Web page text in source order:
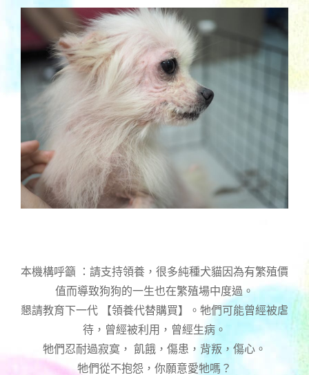
本機構呼籲 ：請支持領養，很多純種犬貓因為有繁殖價
值而導致狗狗的一生也在繁殖場中度過。
懇請教育下一代 【領養代替購買】。牠們可能曾經被虐
待，曾經被利用，曾經生病。
牠們忍耐過寂寞， 飢餓，傷患，背叛，傷心。
牠們從不抱怨，你願意愛牠嗎？